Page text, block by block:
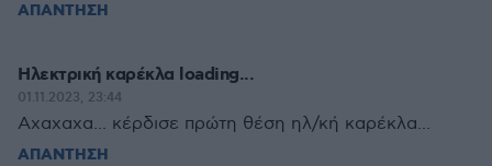
ΑΠΑΝΤΗΣΗ
Ηλεκτρική καρέκλα loading...
01.11.2023, 23:44
Αχαχαχα... κέρδισε πρώτη θέση ηλ/κή καρέκλα...
ΑΠΑΝΤΗΣΗ